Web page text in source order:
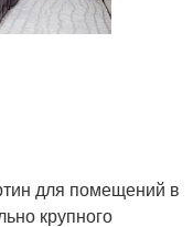
для помещений в
крупного